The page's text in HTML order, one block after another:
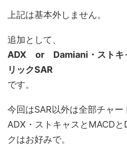
上記は基本外しません。
追加として、
ADX or Damiani・ストキ
リックSAR
です。
今回はSAR以外は全部チャ
ADX・ストキャスとMACD
クはお好みで。